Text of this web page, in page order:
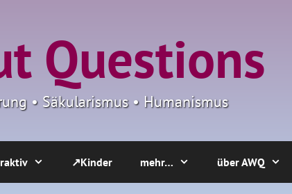
Questions
• Säkularismus • Humanismus
↗Kinder mehr… über AWQ